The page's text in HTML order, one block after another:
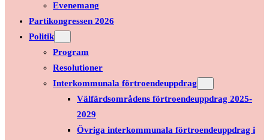
Evenemang
Partikongressen 2026
Politik
Program
Resolutioner
Interkommunala förtroendeuppdrag
Välfärdsområdens förtroendeuppdrag 2025-
2029
Övriga interkommunala förtroendeuppdrag i